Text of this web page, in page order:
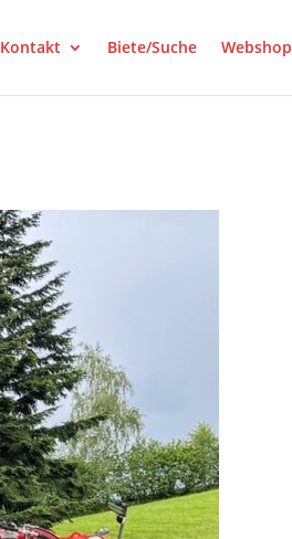
Kontakt Biete/Suche Webshop